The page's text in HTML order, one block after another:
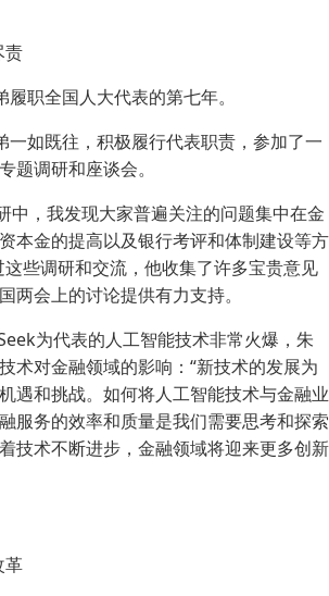
责
职全国人大代表的第七年。
一如既往，积极履行代表职责，参加了一
题调研和座谈会。
中，我发现大家普遍关注的问题集中在金
本金的提高以及银行考评和体制建设等方
些调研和交流，他收集了许多宝贵意见
两会上的讨论提供有力支持。
为代表的人工智能技术非常火爆，朱
术对金融领域的影响：“新技术的发展为
遇和挑战。如何将人工智能技术与金融业
服务的效率和质量是我们需要思考和探索
技术不断进步，金融领域将迎来更多创新
革